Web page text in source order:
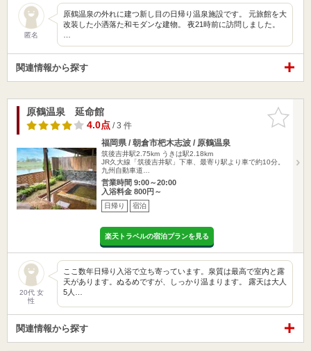
匿名
原鶴温泉の外れに建つ新し目の日帰り温泉施設です。 元旅館を大
改装した小洒落た和モダンな建物。 夜21時前に訪問しました。
関連情報から探す
お気に入
りに追加
原鶴温泉 延命館
4.0点/ 3 件
福岡県 / 朝倉市杷木志波 / 原鶴温泉
筑後吉井駅2.75km うきは駅2.18km
JR久大線「筑後吉井駅」下車、最寄り駅より車で約10分。
九州自動車道…
営業時間 9:00～20:00
入浴料金 800円～
日帰り 宿泊
楽天トラベルの宿泊プランを見る
20代 女
性
ここ数年日帰り入浴で立ち寄っています。泉質は最高で室内と露
天があります。ぬるめですが、しっかり温まります。 露天は大人
5人…
関連情報から探す